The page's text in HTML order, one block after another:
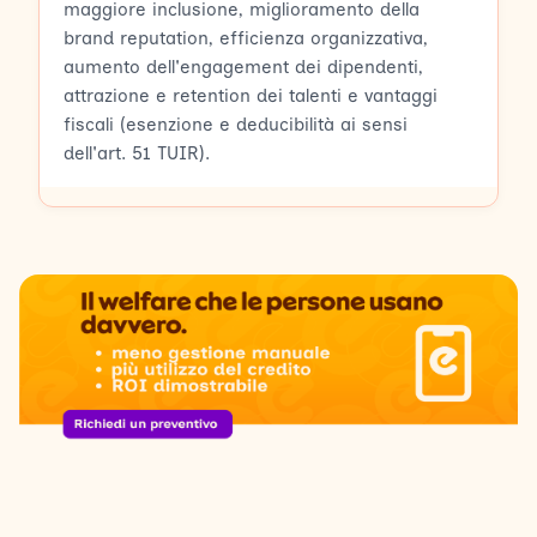
maggiore inclusione, miglioramento della
brand reputation, efficienza organizzativa,
aumento dell'engagement dei dipendenti,
attrazione e retention dei talenti e vantaggi
fiscali (esenzione e deducibilità ai sensi
dell'art. 51 TUIR).